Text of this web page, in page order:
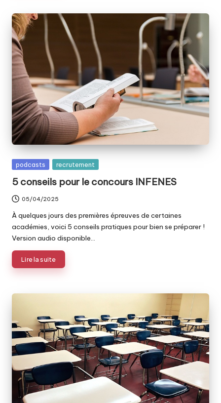
Posted
podcasts recrutement
5 conseils pour le concours INFENES
05/04/2025
À quelques jours des premières épreuves de certaines
académies, voici 5 conseils pratiques pour bien se préparer !
Version audio disponible…
Lire la suite